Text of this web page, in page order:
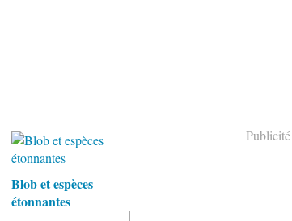
Blob et espèces
étonnantes
Publicité